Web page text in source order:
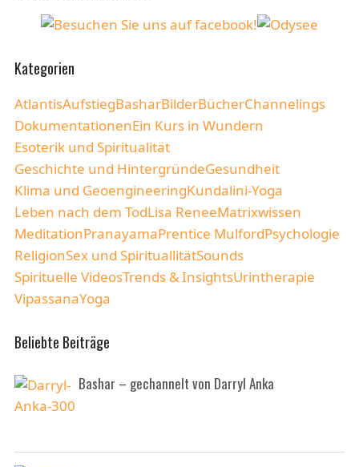
Kategorien
AtlantisAufstiegBasharBilderBücherChannelings
DokumentationenEin Kurs in Wundern
Esoterik und Spiritualität
Geschichte und HintergründeGesundheit
Klima und GeoengineeringKundalini-Yoga
Leben nach dem TodLisa ReneeMatrixwissen
MeditationPranayamaPrentice MulfordPsychologie
ReligionSex und SpirituallitätSounds
Spirituelle VideosTrends & InsightsUrintherapie
VipassanaYoga
Beliebte Beiträge
Bashar – gechannelt von Darryl Anka